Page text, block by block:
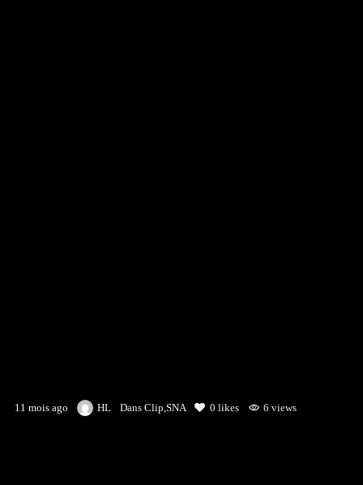
11 mois ago HL Dans Clip,SNA 0 likes 6 views